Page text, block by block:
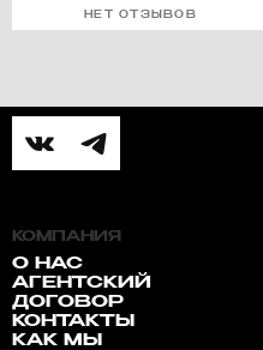
НЕТ ОТЗЫВОВ
КОМПАНИЯ
О НАС
АГЕНТСКИЙ
ДОГОВОР
КОНТАКТЫ
КАК МЫ